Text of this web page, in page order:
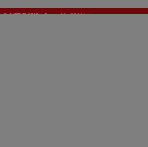
LAST DAYS : Jusqu'à -60%* ✨